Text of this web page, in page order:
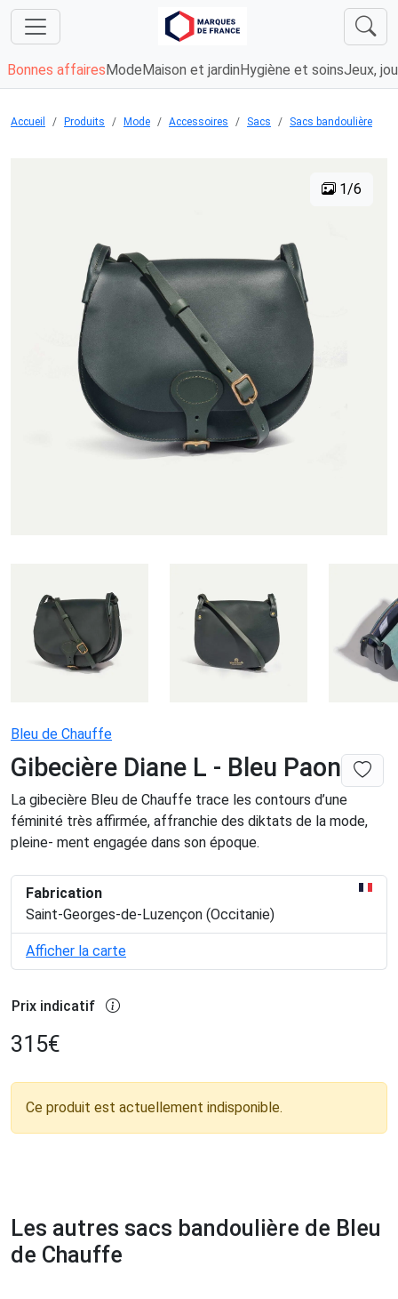
Bonnes affaires Mode Maison et jardin Hygiène et soinsJeux,
Accueil Produits Mode Accessoires Sacs Sacs bandoulière
1/6
Bleu de Chauffe
Gibecière Diane L - Bleu Paon
La gibecière Bleu de Chauffe trace les contours d’une
féminité très affirmée, affranchie des diktats de la mode,
pleine- ment engagée dans son époque.
Fabrication
Saint-Georges-de-Luzençon (Occitanie)
Afficher la carte
Prix indicatif
315€
Ce produit est actuellement indisponible.
Les autres sacs bandoulière de Bleu
de Chauffe